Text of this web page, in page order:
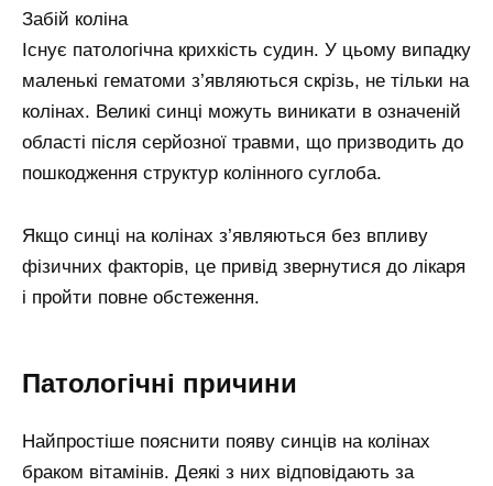
Забій коліна
Існує патологічна крихкість судин. У цьому випадку
маленькі гематоми з’являються скрізь, не тільки на
колінах. Великі синці можуть виникати в означеній
області після серйозної травми, що призводить до
пошкодження структур колінного суглоба.
Якщо синці на колінах з’являються без впливу
фізичних факторів, це привід звернутися до лікаря
і пройти повне обстеження.
Патологічні причини
Найпростіше пояснити появу синців на колінах
браком вітамінів. Деякі з них відповідають за